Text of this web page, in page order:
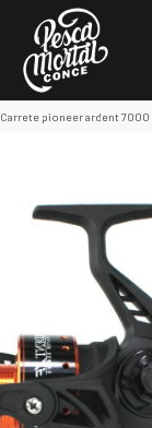
Carrete pioneer ardent 7000